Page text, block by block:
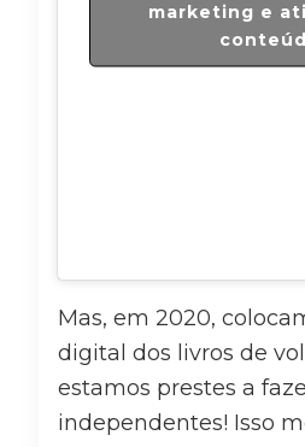
marketing e
Mas, em 2020,
digital dos livros de
estamos prestes a
independentes! Isso